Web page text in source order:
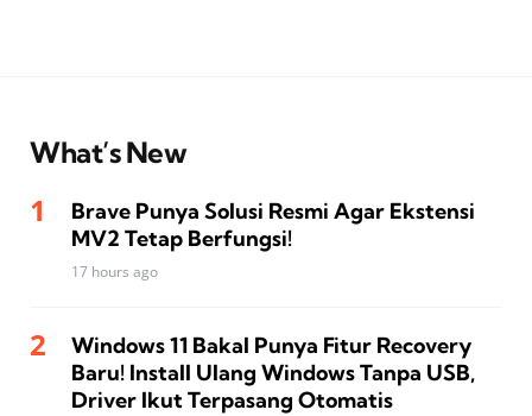
What’s New
Brave Punya Solusi Resmi Agar Ekstensi
MV2 Tetap Berfungsi!
17 hours ago
Windows 11 Bakal Punya Fitur Recovery
Baru! Install Ulang Windows Tanpa USB,
Driver Ikut Terpasang Otomatis